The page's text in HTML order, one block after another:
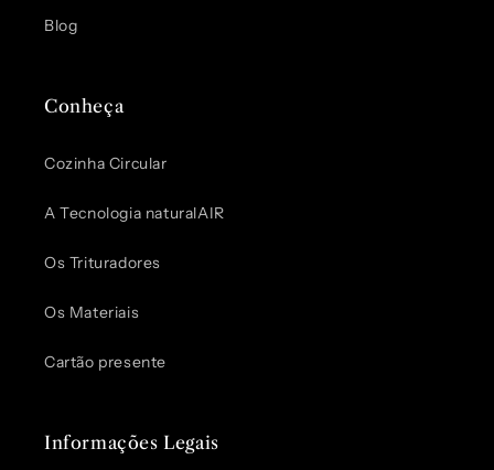
Blog
Conheça
Cozinha Circular
A Tecnologia naturalAIR
Os Trituradores
Os Materiais
Cartão presente
Informações Legais